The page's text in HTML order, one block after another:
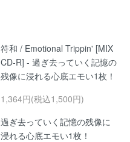
符和 / Emotional Trippin' [MIX
CD-R] - 過ぎ去っていく記憶の
残像に浸れる心底エモい1枚！
1,364円(税込1,500円)
過ぎ去っていく記憶の残像に
浸れる心底エモい1枚！